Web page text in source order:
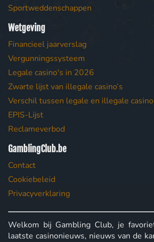
Sportweddenschappen
Wetgeving
Financieel jaarverslag
Vergunningssysteem
Legale casino's in 2026
Zwarte lijst van illegale casino’s
Verschil tussen legale en illegale
EPIS-Lijst
Reclameverbod
GamblingClub.be
Contact
Cookiebeleid
Privacyverklaring
Welkom bij Gambling Club, je
laatste casinonieuws, nieuws van de